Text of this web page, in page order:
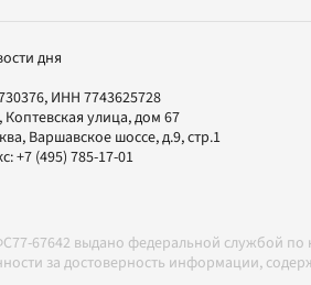
дня
ИНН 7743625728
Коптевская улица, дом 67
, Варшавское шоссе, д.9, стр.1
+7 (495) 785-17-01
67642 выдано федеральной службой
за достоверность информации,